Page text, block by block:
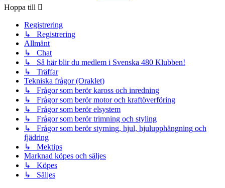
Hoppa till
Registrering
↳ Registrering
Allmänt
↳ Chat
↳ Så här blir du medlem i Svenska 480 Klubben!
↳ Träffar
Tekniska frågor (Oraklet)
↳ Frågor som berör kaross och inredning
↳ Frågor som berör motor och kraftöverföring
↳ Frågor som berör elsystem
↳ Frågor som berör trimning och styling
↳ Frågor som berör styrning, hjul, hjulupphängning och
fjädring
↳ Mektips
Marknad köpes och säljes
↳ Köpes
↳ Säljes